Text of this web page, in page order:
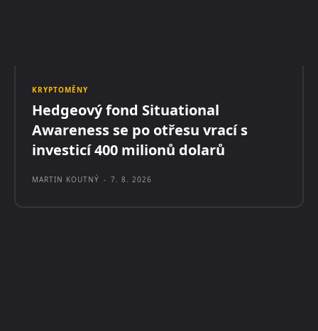
KRYPTOMĚNY
Hedgeový fond Situational
Awareness se po otřesu vrací s
investicí 400 milionů dolarů
MARTIN KOUTNÝ - 7. 8. 2026